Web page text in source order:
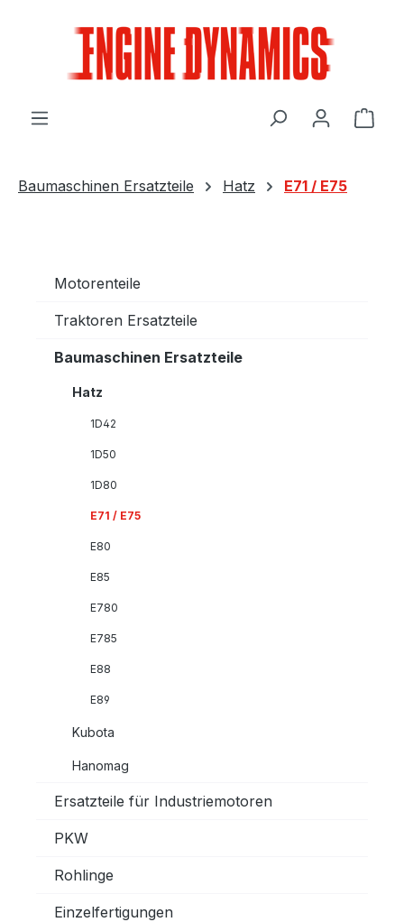
Baumaschinen Ersatzteile Hatz E71 / E75
Motorenteile
Traktoren Ersatzteile
Baumaschinen Ersatzteile
Hatz
1D42
1D50
1D80
E71 / E75
E80
E85
E780
E785
E88
E89
Kubota
Hanomag
Ersatzteile für Industriemotoren
PKW
Rohlinge
Einzelfertigungen